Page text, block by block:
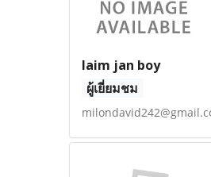
laim jan boy
ผู้เยี่ยมชม